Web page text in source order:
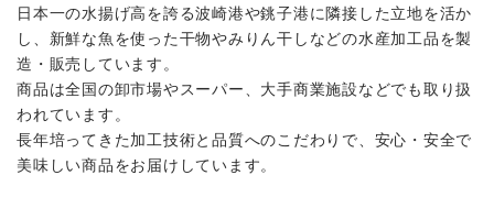
日本一の水揚げ高を誇る波崎港や銚子港に隣接した立地を活か
し、新鮮な魚を使った干物やみりん干しなどの水産加工品を製
造・販売しています。
商品は全国の卸市場やスーパー、大手商業施設などでも取り扱
われています。
長年培ってきた加工技術と品質へのこだわりで、安心・安全で
美味しい商品をお届けしています。